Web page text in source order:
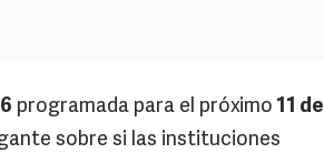
programada para el próximo 11 de
sobre si las instituciones